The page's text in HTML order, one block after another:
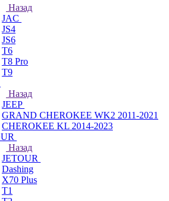
Назад
JAC
JS4
JS6
T6
T8 Pro
T9
Назад
JEEP
GRAND CHEROKEE WK2 2011-2021
CHEROKEE KL 2014-2023
Назад
JETOUR
Dashing
X70 Plus
T1